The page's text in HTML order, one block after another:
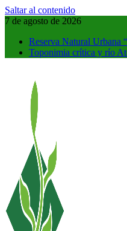
Saltar al contenido
7 de agosto de 2026
Reserva Natural Urbana
Toponimia crítica y río